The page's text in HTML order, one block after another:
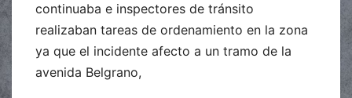
continuaba e inspectores de tránsito
realizaban tareas de ordenamiento en la zona
ya que el incidente afecto a un tramo de la
avenida Belgrano,